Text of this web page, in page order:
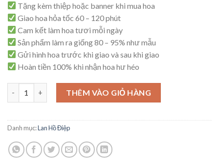
Tặng kèm thiệp hoặc banner khi mua hoa
Giao hoa hỏa tốc 60 – 120 phút
Cam kết làm hoa tươi mỗi ngày
Sản phẩm làm ra giống 80 – 95% như mẫu
Gửi hình hoa trước khi giao và sau khi giao
Hoàn tiền 100% khi nhận hoa hư héo
Lan Hồ Điệp Lạc Thần – HD37 số lượng
THÊM VÀO GIỎ HÀNG
Danh mục:Lan Hồ Điệp